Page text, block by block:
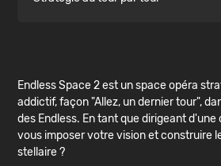
Endless Space 2 est un space opéra
addictif, façon "Allez, un dernier tour",
des Endless. En tant que dirigeant
vous imposer votre vision et construire
stellaire ?